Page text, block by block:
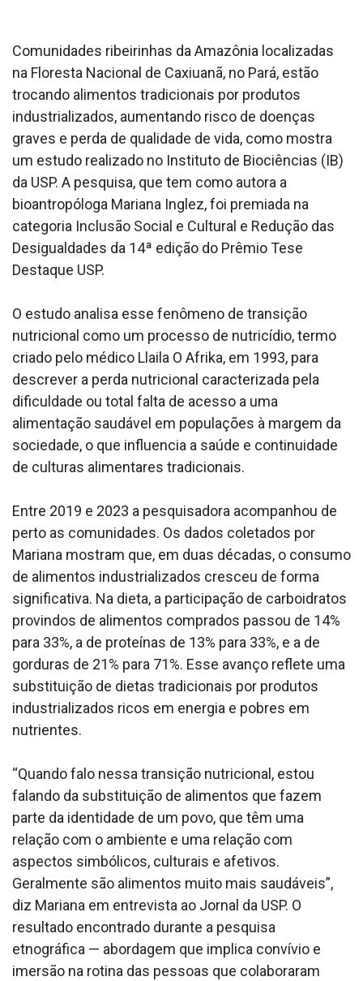
Comunidades ribeirinhas da Amazônia localizadas
na Floresta Nacional de Caxiuanã, no Pará, estão
trocando alimentos tradicionais por produtos
industrializados, aumentando risco de doenças
graves e perda de qualidade de vida, como mostra
um estudo realizado no Instituto de Biociências (IB)
da USP. A pesquisa, que tem como autora a
bioantropóloga Mariana Inglez, foi premiada na
categoria Inclusão Social e Cultural e Redução das
Desigualdades da 14ª edição do Prêmio Tese
Destaque USP.
O estudo analisa esse fenômeno de transição
nutricional como um processo de nutricídio, termo
criado pelo médico Llaila O Afrika, em 1993, para
descrever a perda nutricional caracterizada pela
dificuldade ou total falta de acesso a uma
alimentação saudável em populações à margem da
sociedade, o que influencia a saúde e continuidade
de culturas alimentares tradicionais.
Entre 2019 e 2023 a pesquisadora acompanhou de
perto as comunidades. Os dados coletados por
Mariana mostram que, em duas décadas, o consumo
de alimentos industrializados cresceu de forma
significativa. Na dieta, a participação de carboidratos
provindos de alimentos comprados passou de 14%
para 33%, a de proteínas de 13% para 33%, e a de
gorduras de 21% para 71%. Esse avanço reflete uma
substituição de dietas tradicionais por produtos
industrializados ricos em energia e pobres em
nutrientes.
“Quando falo nessa transição nutricional, estou
falando da substituição de alimentos que fazem
parte da identidade de um povo, que têm uma
relação com o ambiente e uma relação com
aspectos simbólicos, culturais e afetivos.
Geralmente são alimentos muito mais saudáveis”,
diz Mariana em entrevista ao Jornal da USP. O
resultado encontrado durante a pesquisa
etnográfica — abordagem que implica convívio e
imersão na rotina das pessoas que colaboraram